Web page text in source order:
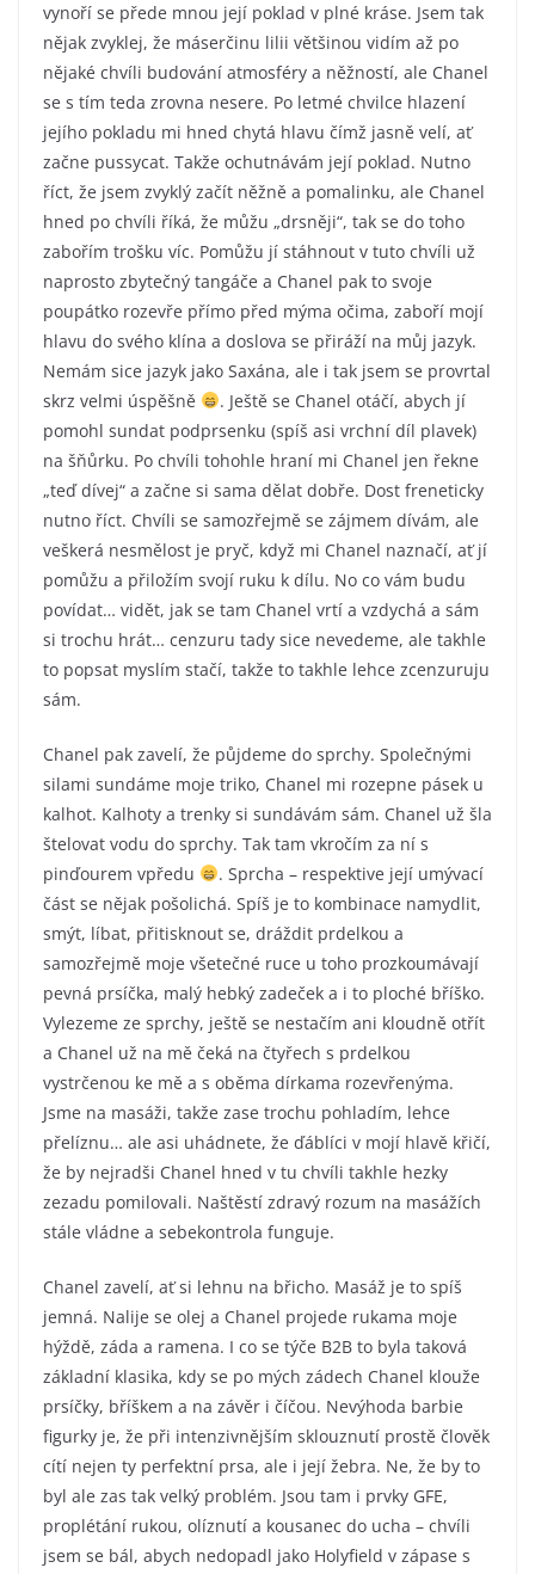
vynoří se přede mnou její poklad v plné kráse. Jsem tak
nějak zvyklej, že máserčinu lilii většinou vidím až po
nějaké chvíli budování atmosféry a něžností, ale Chanel
se s tím teda zrovna nesere. Po letmé chvilce hlazení
jejího pokladu mi hned chytá hlavu čímž jasně velí, ať
začne pussycat. Takže ochutnávám její poklad. Nutno
říct, že jsem zvyklý začít něžně a pomalinku, ale Chanel
hned po chvíli říká, že můžu „drsněji“, tak se do toho
zabořím trošku víc. Pomůžu jí stáhnout v tuto chvíli už
naprosto zbytečný tangáče a Chanel pak to svoje
poupátko rozevře přímo před mýma očima, zaboří mojí
hlavu do svého klína a doslova se přiráží na můj jazyk.
Nemám sice jazyk jako Saxána, ale i tak jsem se provrtal
skrz velmi úspěšně
. Ještě se Chanel otáčí, abych jí
pomohl sundat podprsenku (spíš asi vrchní díl plavek)
na šňůrku. Po chvíli tohohle hraní mi Chanel jen řekne
„teď dívej“ a začne si sama dělat dobře. Dost freneticky
nutno říct. Chvíli se samozřejmě se zájmem dívám, ale
veškerá nesmělost je pryč, když mi Chanel naznačí, ať jí
pomůžu a přiložím svojí ruku k dílu. No co vám budu
povídat… vidět, jak se tam Chanel vrtí a vzdychá a sám
si trochu hrát… cenzuru tady sice nevedeme, ale takhle
to popsat myslím stačí, takže to takhle lehce zcenzuruju
sám.
Chanel pak zavelí, že půjdeme do sprchy. Společnými
silami sundáme moje triko, Chanel mi rozepne pásek u
kalhot. Kalhoty a trenky si sundávám sám. Chanel už šla
štelovat vodu do sprchy. Tak tam vkročím za ní s
pinďourem vpředu
. Sprcha – respektive její umývací
část se nějak pošolichá. Spíš je to kombinace namydlit,
smýt, líbat, přitisknout se, dráždit prdelkou a
samozřejmě moje všetečné ruce u toho prozkoumávají
pevná prsíčka, malý hebký zadeček a i to ploché bříško.
Vylezeme ze sprchy, ještě se nestačím ani kloudně otřít
a Chanel už na mě čeká na čtyřech s prdelkou
vystrčenou ke mě a s oběma dírkama rozevřenýma.
Jsme na masáži, takže zase trochu pohladím, lehce
přelíznu… ale asi uhádnete, že ďáblíci v mojí hlavě křičí,
že by nejradši Chanel hned v tu chvíli takhle hezky
zezadu pomilovali. Naštěstí zdravý rozum na masážích
stále vládne a sebekontrola funguje.
Chanel zavelí, ať si lehnu na břicho. Masáž je to spíš
jemná. Nalije se olej a Chanel projede rukama moje
hýždě, záda a ramena. I co se týče B2B to byla taková
základní klasika, kdy se po mých zádech Chanel klouže
prsíčky, bříškem a na závěr i číčou. Nevýhoda barbie
figurky je, že při intenzivnějším sklouznutí prostě člověk
cítí nejen ty perfektní prsa, ale i její žebra. Ne, že by to
byl ale zas tak velký problém. Jsou tam i prvky GFE,
proplétání rukou, olíznutí a kousanec do ucha – chvíli
jsem se bál, abych nedopadl jako Holyfield v zápase s